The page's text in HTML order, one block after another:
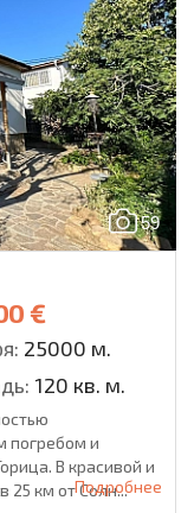
59
€
25000 м.
120 кв. м.
погребом и
В красивой и
25 км от Солн...
Подробнее